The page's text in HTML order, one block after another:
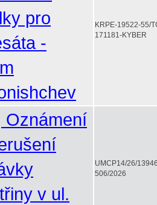
pro
-
KRPE-19522-55/
171181-KYBER
Oznámení
v ul.
UMCP14/26/
506/2026